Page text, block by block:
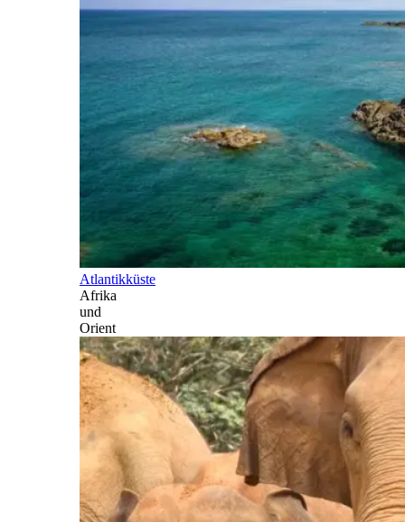
Atlantikküste
Afrika
und
Orient